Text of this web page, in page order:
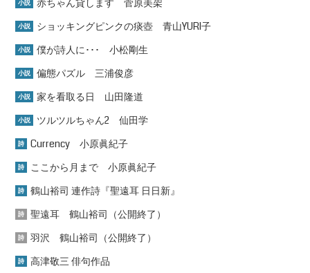
小説 赤ちゃん貸します 菅原美架
小説 ショッキングピンクの痰壺 青山YURI子
小説 僕が詩人に･･･ 小松剛生
小説 偏態パズル 三浦俊彦
小説 家を看取る日 山田隆道
小説 ツルツルちゃん2 仙田学
詩 Currency 小原眞紀子
詩 ここから月まで 小原眞紀子
詩 鶴山裕司 連作詩『聖遠耳 日日新』
詩 聖遠耳 鶴山裕司（公開終了）
詩 羽沢 鶴山裕司（公開終了）
詩 高津敬三 俳句作品